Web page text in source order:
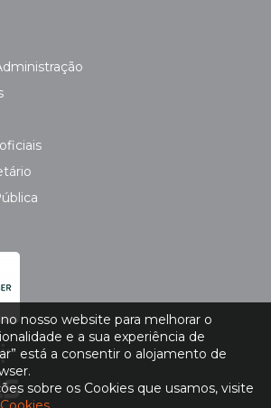
nosso website para melhorar o
e a sua experiência de
está a consentir o alojamento de
sobre os Cookies que usamos, visite